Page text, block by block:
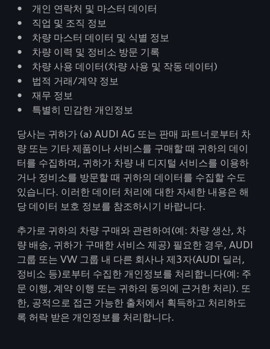
• 개인 연락처 및 마스터 데이터
• 직업 및 조직 정보
• 차량 마스터 데이터 및 식별 정보
• 차량 이력 및 정비소 방문 기록
• 차량 사용 데이터(차량 사용 및 작동 데이터)
• 법적 거래/계약 정보
• 재무 정보
• 특별히 민감한 개인정보
당사는 귀하가 (a) AUDI AG 또는 판매 파트너로부터 차
량 또는 기타 제품이나 서비스를 구매할 때 귀하의 데이
터를 수집하며, 귀하가 차량 내 디지털 서비스를 이용하
거나 정비소를 방문할 때 귀하의 데이터를 수집할 수도
있습니다. 이러한 데이터 처리에 대한 자세한 내용은 해
당 데이터 보호 정보를 참조하시기 바랍니다.
추가로 귀하의 차량 구매와 관련하여(예: 차량 생산, 차
량 배송, 귀하가 구매한 서비스 제공) 필요한 경우, AUDI
그룹 또는 VW 그룹 내 다른 회사나 제3자(AUDI 딜러,
정비소 등)로부터 수집한 개인정보를 처리합니다(예: 주
문 이행, 계약 이행 또는 귀하의 동의에 근거한 처리). 또
한, 공적으로 접근 가능한 출처에서 획득하고 처리하도
록 허락 받은 개인정보를 처리합니다.